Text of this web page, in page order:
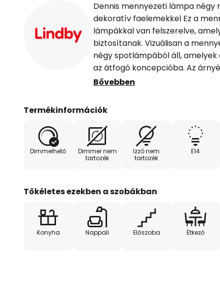
Dennis mennyezeti lámpa
dekoratív faelemekkel Ez a
lámpákkal van felszerelve,
biztosítanak. Vizuálisan a
négy spotlámpából áll,
az átfogó koncepcióba. Az
elforgathatók és elfordíthatók.
Bővebben
Termékinformációk
Dimmelhető
Dimmer nem
tartozék
Izzó nem
tartozék
E14
Tökéletes ezekben a szobákban
Konyha Nappali Előszoba Étkező